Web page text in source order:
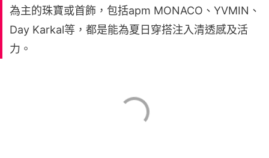
為主的珠寶或首飾，包括apm MONACO、YVMIN、
Day Karkal等，都是能為夏日穿搭注入清透感及活
力。